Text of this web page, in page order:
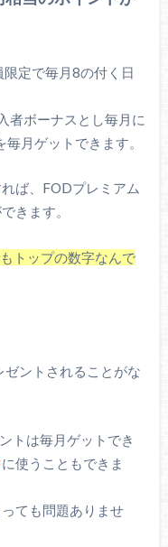
定で毎月8の付く日
者ボーナスとし毎月に
毎月ゲットできます。
ば、FODプレミアム
きます。
トップの数字なんで
ントされることがな
トは毎月ゲットでき
に使うこともできま
ても問題ありませ